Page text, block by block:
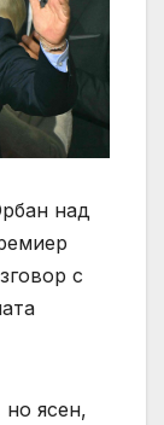
над
с
но ясен,